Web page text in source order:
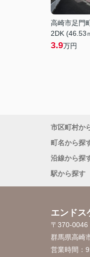
高崎市足門
2DK (46.53
3.9万円
市区町村か
町名から探
沿線から探
駅から探す
エンドス
〒370-0046
群馬県高崎
営業時間：